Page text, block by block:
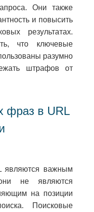
Они также
и повысить
результатах.
что ключевые
разумно
штрафов от
фраз в URL
являются важным
не являются
на позиции
Поисковые